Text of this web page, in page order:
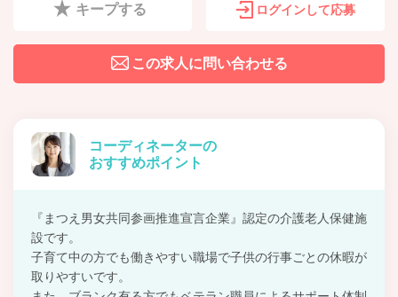
キープする ログインして応募
この求人に問い合わせる
コーディネーターの
おすすめポイント
『まつえ男女共同参画推進宣言企業』認定の介護老人保健施
設です。
子育て中の方でも働きやすい職場で子供の行事ごとの休暇が
取りやすいです。